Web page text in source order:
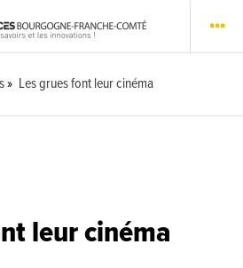
Les grues font leur cinéma
leur cinéma